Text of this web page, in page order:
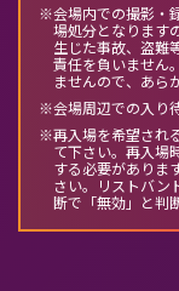
2025.7.5
LAPONE DAY
か月前抽選 開
2025.7.3
LAPONE DAY
会員限定先行
※会場内での撮影・
場処分となります
生じた事故、盗難
責任を負いません
ませんので、あら
※会場周辺での入り
※再入場を希望され
て下さい。再入場
する必要がありま
さい。リストバン
断で「無効」と判